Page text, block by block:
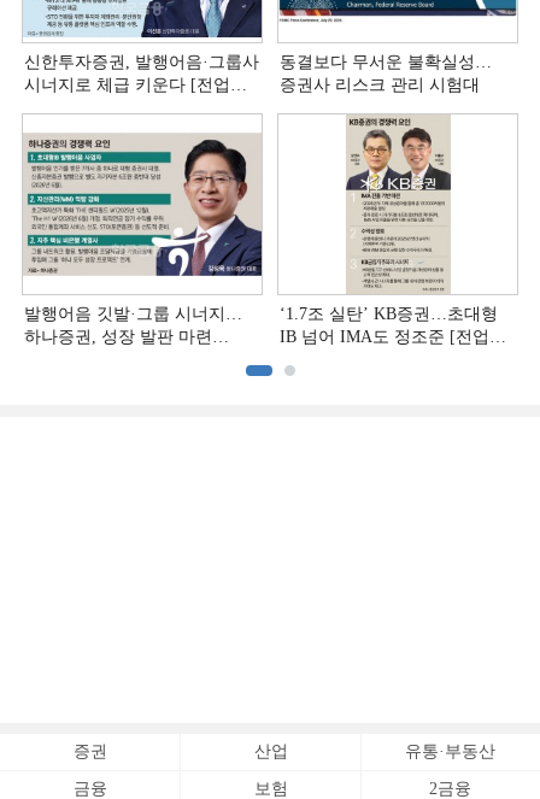
신한투자증권, 발행어음·그룹사
시너지로 체급 키운다 [전업계
동결보다 무서운 불확실성…
증권사 리스크 관리 시험대
발행어음 깃발·그룹 시너지…
하나증권, 성장 발판 마련
‘1.7조 실탄’ KB증권…초대형
IB 넘어 IMA도 정조준 [전업계
증권 산업 유통·부동산
금융 보험 2금융